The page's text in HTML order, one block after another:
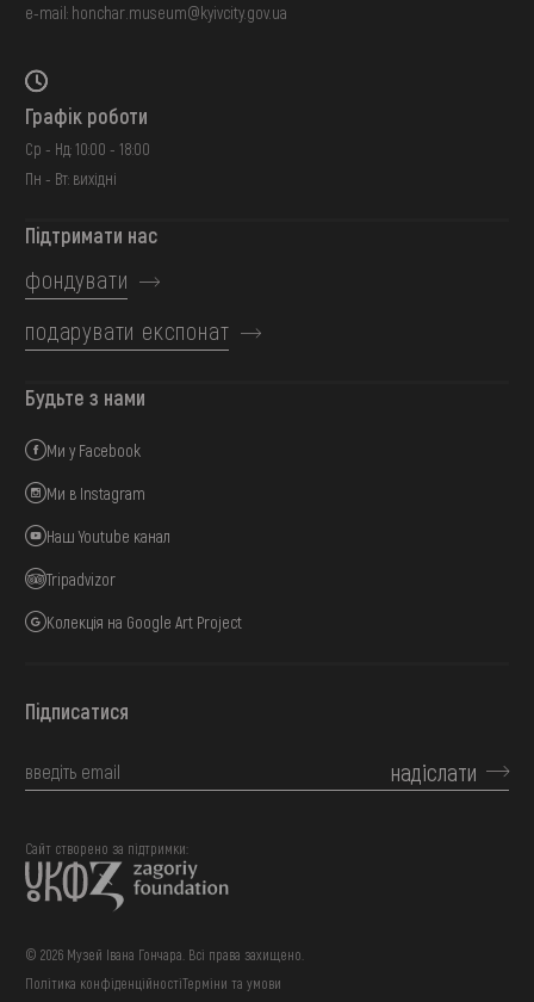
e-mail: honchar.museum@kyivcity.gov.ua
Графік роботи
Ср - Нд: 10:00 - 18:00
Пн - Вт: вихідні
Підтримати нас
фондувати
подарувати експонат
Будьте з нами
Ми у Facebook
Ми в Instagram
Наш Youtube канал
Tripadvizor
Колекція на Google Art Project
Підписатися
надіслати
© 2026 Музей Івана Гончара. Всі права захищено.
Сайт створено за підтримки:
Політика конфіденційностіТерміни та умови